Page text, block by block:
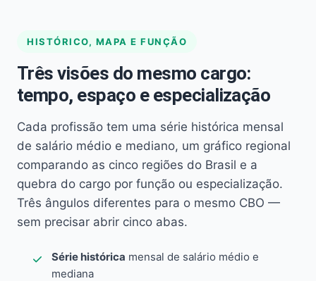
HISTÓRICO, MAPA E FUNÇÃO
Três visões do mesmo cargo:
tempo, espaço e especialização
Cada profissão tem uma série histórica mensal
de salário médio e mediano, um gráfico regional
comparando as cinco regiões do Brasil e a
quebra do cargo por função ou especialização.
Três ângulos diferentes para o mesmo CBO —
sem precisar abrir cinco abas.
Série histórica mensal de salário médio e
mediana